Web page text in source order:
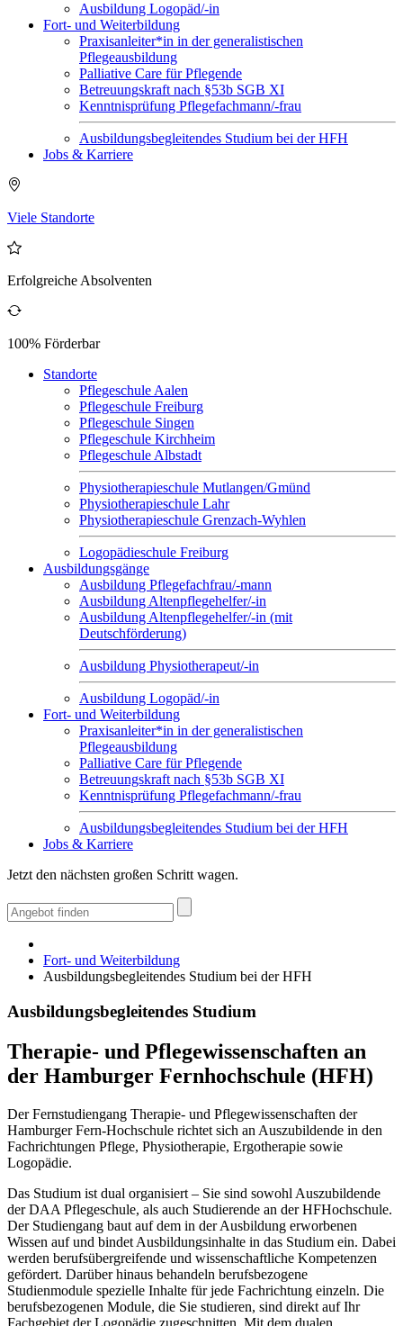
Ausbildung Logopäd/-in
Fort- und Weiterbildung
Praxisanleiter*in in der generalistischen
Pflegeausbildung
Palliative Care für Pflegende
Betreuungskraft nach §53b SGB XI
Kenntnisprüfung Pflegefachmann/-frau
Ausbildungsbegleitendes Studium bei der HFH
Jobs & Karriere
Viele Standorte
Erfolgreiche Absolventen
100% Förderbar
Standorte
Pflegeschule Aalen
Pflegeschule Freiburg
Pflegeschule Singen
Pflegeschule Kirchheim
Pflegeschule Albstadt
Physiotherapieschule Mutlangen/Gmünd
Physiotherapieschule Lahr
Physiotherapieschule Grenzach-Wyhlen
Logopädieschule Freiburg
Ausbildungsgänge
Ausbildung Pflegefachfrau/-mann
Ausbildung Altenpflegehelfer/-in
Ausbildung Altenpflegehelfer/-in (mit
Deutschförderung)
Ausbildung Physiotherapeut/-in
Ausbildung Logopäd/-in
Fort- und Weiterbildung
Praxisanleiter*in in der generalistischen
Pflegeausbildung
Palliative Care für Pflegende
Betreuungskraft nach §53b SGB XI
Kenntnisprüfung Pflegefachmann/-frau
Ausbildungsbegleitendes Studium bei der HFH
Jobs & Karriere
Jetzt den nächsten großen Schritt wagen.
Fort- und Weiterbildung
Ausbildungsbegleitendes Studium bei der HFH
Ausbildungsbegleitendes Studium
Therapie- und Pflegewissenschaften an
der Hamburger Fernhochschule (HFH)
Der Fernstudiengang Therapie- und Pflegewissenschaften der
Hamburger Fern-Hochschule richtet sich an Auszubildende in den
Fachrichtungen Pflege, Physiotherapie, Ergotherapie sowie
Logopädie.
Das Studium ist dual organisiert – Sie sind sowohl Auszubildende
der DAA Pflegeschule, als auch Studierende an der HFHochschule.
Der Studiengang baut auf dem in der Ausbildung erworbenen
Wissen auf und bindet Ausbildungsinhalte in das Studium ein. Dabei
werden berufsübergreifende und wissenschaftliche Kompetenzen
gefördert. Darüber hinaus behandeln berufsbezogene
Studienmodule spezielle Inhalte für jede Fachrichtung einzeln. Die
berufsbezogenen Module, die Sie studieren, sind direkt auf Ihr
Fachgebiet der Logopädie zugeschnitten. Mit dem dualen